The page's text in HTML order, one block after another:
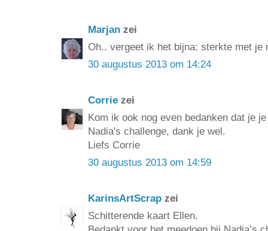
Marjan zei
Oh.. vergeet ik het bijna: sterkte met je
30 augustus 2013 om 14:24
Corrie zei
Kom ik ook nog even bedanken dat je
Nadia's challenge, dank je wel.
Liefs Corrie
30 augustus 2013 om 14:59
KarinsArtScrap zei
Schitterende kaart Ellen.